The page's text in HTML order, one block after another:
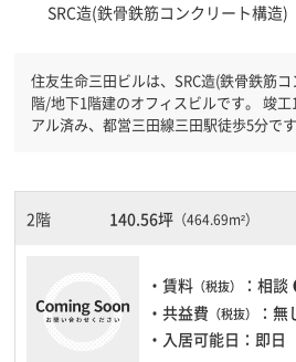
SRC造(鉄骨鉄筋コンクリート構造)
住友生命三田ビルは、SRC造(鉄骨鉄筋
階/地下1階建のオフィスビルです。 竣工1986年、2010年リニュー
アル済み、都営三田線三田駅徒歩5分で
で、地震対策を検討されている方にオ
で、車の必要なお客様には必見です。１
2階 140.56坪 （464.69m²）
・賃料 （税抜） ：相談
・共益費 （税抜）
：無
・入居可能日：即日